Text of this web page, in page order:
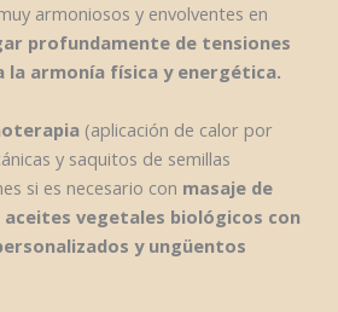
armoniosos y envolventes en
profundamente de tensiones
la armonía física y energética.
(aplicación de calor por
y saquitos de semillas
si es necesario con masaje de
aceites vegetales biológicos con
y ungüentos